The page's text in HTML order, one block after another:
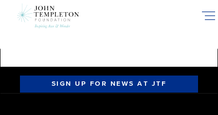
SIGN UP FOR NEWS AT JTF